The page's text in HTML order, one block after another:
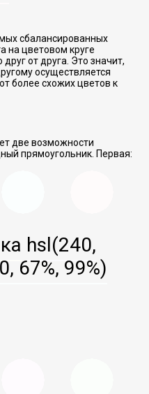
сбалансированных
на цветовом круге
от друга. Это значит,
осуществляется
более схожих цветов к
две возможности
прямоугольник. Первая:
hsl(240,
67%, 99%)